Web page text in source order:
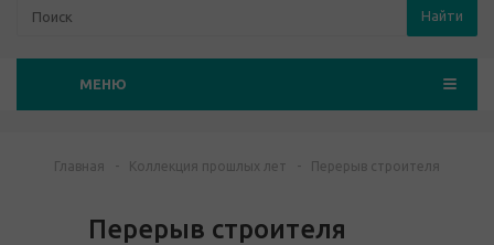
Найти
МЕНЮ
Главная - Коллекция прошлых лет - Перерыв строителя
Перерыв строителя